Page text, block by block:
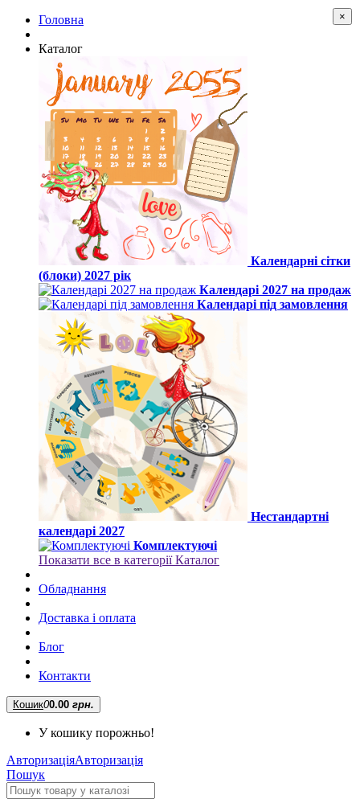
Головна
Каталог
Календарні сітки
(блоки) 2027 рік
Календарі 2027 на продаж
Календарі під замовлення
Нестандартні
календарі 2027
Комплектуючі
Показати все в категорії Каталог
Обладнання
Доставка і оплата
Блог
Контакти
Кошик00.00 грн.
У кошику порожньо!
АвторизаціяАвторизація
Пошук
×